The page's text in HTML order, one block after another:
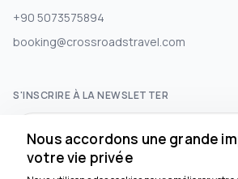
+90 5073575894
booking@crossroadstravel.com
S'INSCRIRE À LA NEWSLETTER
Nous accordons une grande
votre vie privée